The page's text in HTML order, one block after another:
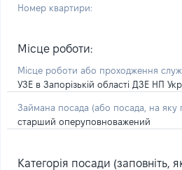
Номер квартири:
Місце роботи:
Місце роботи або проходження
УЗЕ в Запорізькій області ДЗЕ НП
Займана посада (або посада, на яку
старший оперуповноважений
Категорія посади (заповніть,